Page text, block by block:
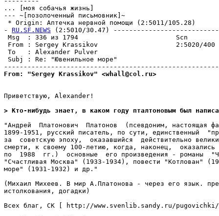
... [моя собачья жизнь]
--- ~[позолоченный письмовник]~
* Origin: Аптечка нервной помощи (2:5011/105.28)
- RU.SF.NEWS (2:5010/30.47)
Msg  : 336 из 1794
From : Sergey Krassikov                    2:5020/400
To   : Alexander Pulver
Subj : Re:
From: "Sergey Krassikov" <whall@col.ru>
Приветствую, Alexander!
> Кто-нибудь знает, в каком году пталтоновым был
"Андрей  Платонович  Платонов  (псевдоним, настоящая
1899-1951, русский писатель, по сути, единственный
за  советскую эпоху,  оказавшийся  действительно
смерти, к своему 100-летию, когда, наконец,  оказались
по  1988  гг.)  основные  его произведения - романы
"Счастливая Москва" (1933-1934), повести "Котлован"
море" (1931-1932) и др."
(Михаил Михеев. В мир А.Платонова - через его язык.
истолкования, догадки)
Всех благ, СК [ http://www.svenlib.sandy.ru/